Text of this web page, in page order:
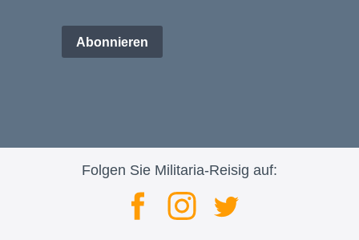
Abonnieren
Folgen Sie Militaria-Reisig auf: